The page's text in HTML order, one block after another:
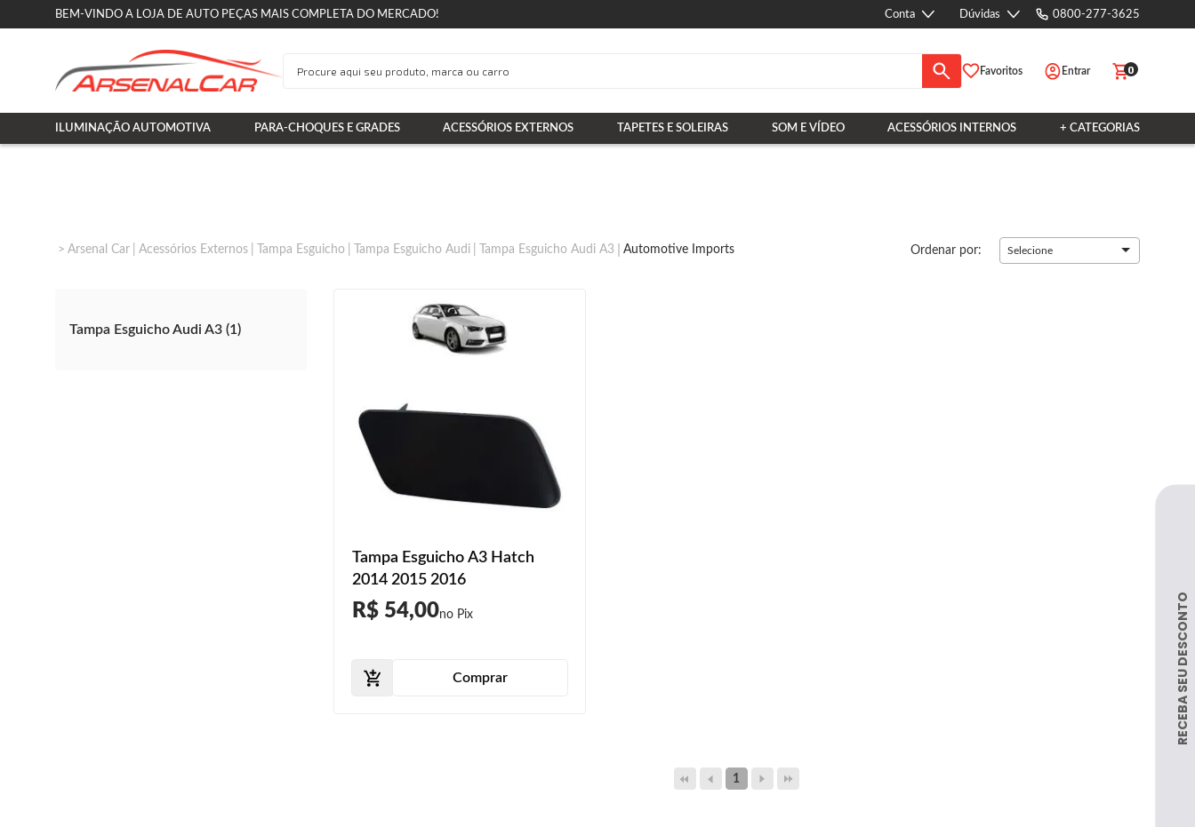
BEM-VINDO A LOJA DE AUTO PEÇAS MAIS COMPLETA DO MERCADO! Conta Dúvidas 0800-277-3625
Favoritos Entrar 0
ILUMINAÇÃO AUTOMOTIVA PARA-CHOQUES E GRADES ACESSÓRIOS EXTERNOS TAPETES E SOLEIRAS SOM E VÍDEO ACESSÓRIOS INTERNOS + CATEGORIAS
Arsenal Car Acessórios Externos Tampa Esguicho Tampa Esguicho Audi Tampa Esguicho Audi A3 Automotive Imports Ordenar por: Selecione
Tampa Esguicho Audi A3 (1)
Tampa Esguicho A3 Hatch
2014 2015 2016
R$ 54,00
Comprar
1